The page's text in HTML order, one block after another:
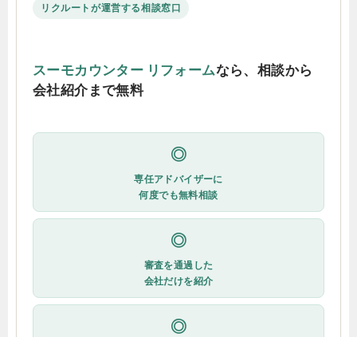
リクルートが運営する相談窓口
スーモカウンター リフォームなら、相談から
会社紹介まで無料
◎
専任アドバイザーに
何度でも無料相談
◎
審査を通過した
会社だけを紹介
◎